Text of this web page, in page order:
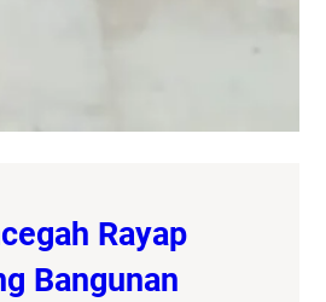
Rayap
Bangunan